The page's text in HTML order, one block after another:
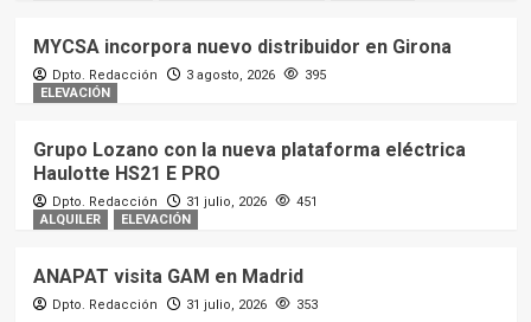
MYCSA incorpora nuevo distribuidor en Girona
Dpto. Redacción 3 agosto, 2026
395
ELEVACIÓN
Grupo Lozano con la nueva plataforma eléctrica
Haulotte HS21 E PRO
Dpto. Redacción 31 julio, 2026
451
ALQUILER
ELEVACIÓN
ANAPAT visita GAM en Madrid
Dpto. Redacción 31 julio, 2026 353